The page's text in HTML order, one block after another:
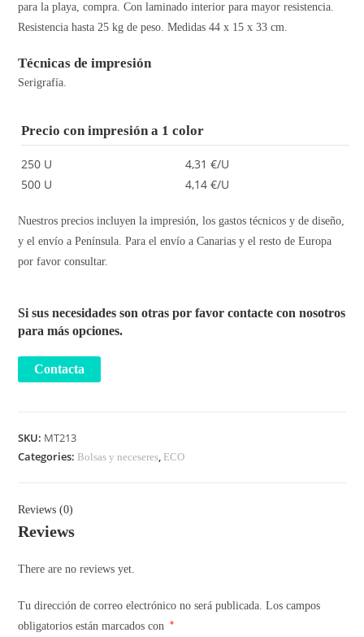
para la playa, compra. Con laminado interior para mayor resistencia.
Resistencia hasta 25 kg de peso. Medidas 44 x 15 x 33 cm.
Técnicas de impresión
Serigrafía.
Precio con impresión a 1 color
250 U
500 U
4,31 €/U
4,14 €/U
Nuestros precios incluyen la impresión, los gastos técnicos y de diseño,
y el envío a Península. Para el envío a Canarias y el resto de Europa
por favor consultar.
Si sus necesidades son otras por favor contacte con nosotros
para más opciones.
SKU: MT213
Categories: Bolsas y neceseres, ECO
Reviews (0)
Reviews
There are no reviews yet.
Tu dirección de correo electrónico no será publicada. Los campos
obligatorios están marcados con
*